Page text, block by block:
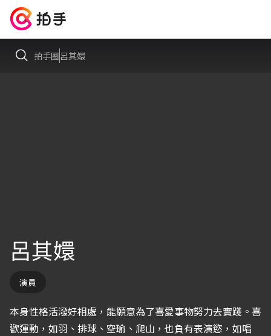
拍手圈呂其嬛
呂其嬛
演員
本身性格活潑好相處，能願意為了喜愛事物努力去實踐。喜
歡運動，如羽、排球、空瑜、爬山，也負有表演慾，如唱